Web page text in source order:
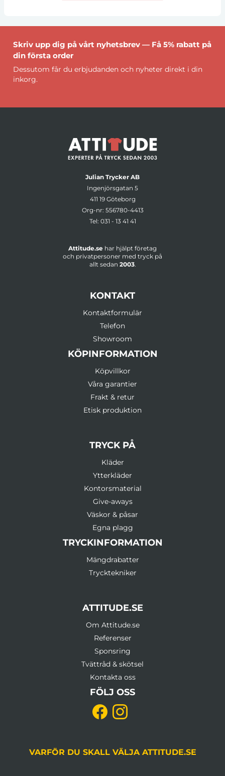
Skriv upp dig på vårt nyhetsbrev — Få 5% rabatt på
din första order
Dessutom får du erbjudanden och nyheter direkt i din
inkorg.
Julian Trycker AB
Ingenjörsgatan 5
411 19 Göteborg
Org-nr: 556780-4413
Tel: 031 - 13 41 41
Attitude.se har hjälpt företag
och privatpersoner med tryck på
allt sedan 2003.
KONTAKT
Kontaktformulär
Telefon
Showroom
KÖPINFORMATION
Köpvillkor
Våra garantier
Frakt & retur
Etisk produktion
TRYCK PÅ
Kläder
Ytterkläder
Kontorsmaterial
Give-aways
Väskor & påsar
Egna plagg
TRYCKINFORMATION
Mängdrabatter
Trycktekniker
ATTITUDE.SE
Om Attitude.se
Referenser
Sponsring
Tvättråd & skötsel
Kontakta oss
FÖLJ OSS
VARFÖR DU SKALL VÄLJA ATTITUDE.SE